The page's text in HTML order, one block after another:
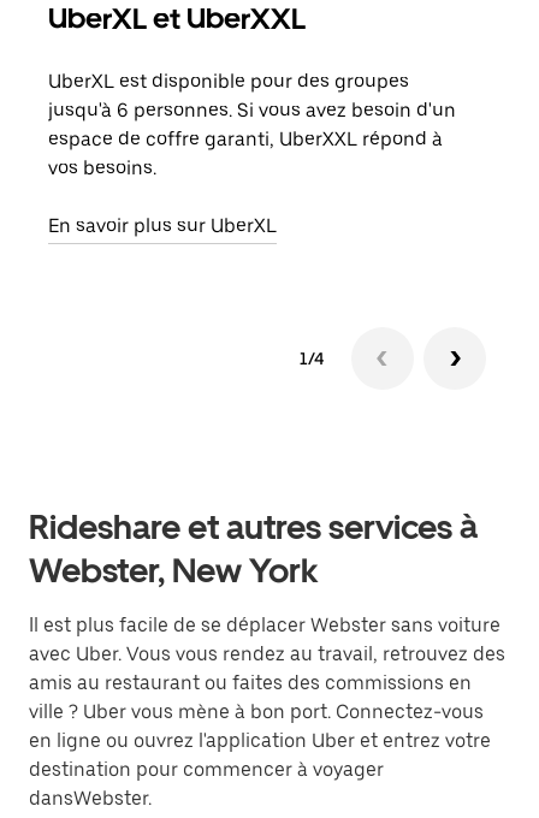
UberXL et UberXXL
UberXL est disponible pour des groupes
jusqu'à 6 personnes. Si vous avez besoin d'un
espace de coffre garanti, UberXXL répond à
vos besoins.
En savoir plus sur UberXL
1/4
Rideshare et autres services à
Webster, New York
Il est plus facile de se déplacer Webster sans voiture
avec Uber. Vous vous rendez au travail, retrouvez des
amis au restaurant ou faites des commissions en
ville ? Uber vous mène à bon port. Connectez-vous
en ligne ou ouvrez l'application Uber et entrez votre
destination pour commencer à voyager
dansWebster.